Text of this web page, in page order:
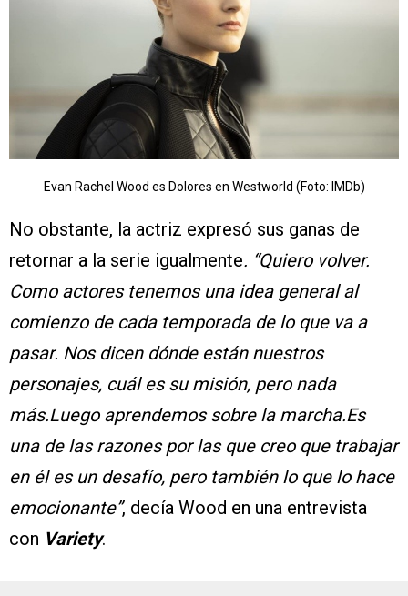
Evan Rachel Wood es Dolores en Westworld (Foto: IMDb)
No obstante, la actriz expresó sus ganas de
retornar a la serie igualmente. “Quiero volver.
Como actores tenemos una idea general al
comienzo de cada temporada de lo que va a
pasar. Nos dicen dónde están nuestros
personajes, cuál es su misión, pero nada
más.Luego aprendemos sobre la marcha.Es
una de las razones por las que creo que trabajar
en él es un desafío, pero también lo que lo hace
emocionante”, decía Wood en una entrevista
con Variety.